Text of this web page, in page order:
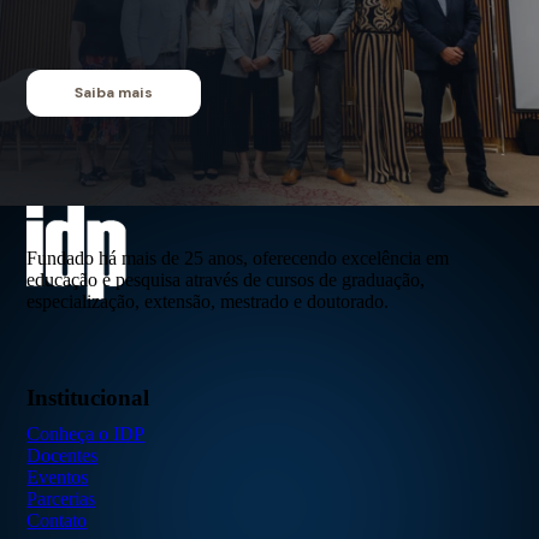
Saiba mais
Fundado há mais de 25 anos, oferecendo excelência em
educação e pesquisa através de cursos de graduação,
especialização, extensão, mestrado e doutorado.
Institucional
Conheça o IDP
Docentes
Eventos
Parcerias
Contato